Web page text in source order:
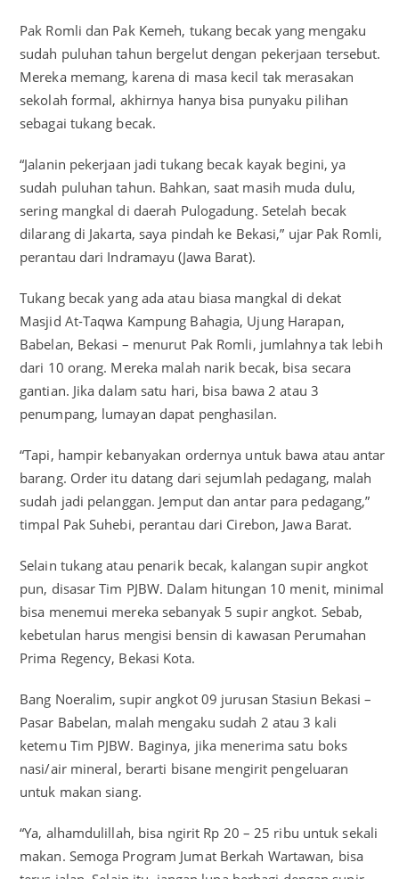
Pak Romli dan Pak Kemeh, tukang becak yang mengaku
sudah puluhan tahun bergelut dengan pekerjaan tersebut.
Mereka memang, karena di masa kecil tak merasakan
sekolah formal, akhirnya hanya bisa punyaku pilihan
sebagai tukang becak.
“Jalanin pekerjaan jadi tukang becak kayak begini, ya
sudah puluhan tahun. Bahkan, saat masih muda dulu,
sering mangkal di daerah Pulogadung. Setelah becak
dilarang di Jakarta, saya pindah ke Bekasi,” ujar Pak Romli,
perantau dari Indramayu (Jawa Barat).
Tukang becak yang ada atau biasa mangkal di dekat
Masjid At-Taqwa Kampung Bahagia, Ujung Harapan,
Babelan, Bekasi – menurut Pak Romli, jumlahnya tak lebih
dari 10 orang. Mereka malah narik becak, bisa secara
gantian. Jika dalam satu hari, bisa bawa 2 atau 3
penumpang, lumayan dapat penghasilan.
“Tapi, hampir kebanyakan ordernya untuk bawa atau antar
barang. Order itu datang dari sejumlah pedagang, malah
sudah jadi pelanggan. Jemput dan antar para pedagang,”
timpal Pak Suhebi, perantau dari Cirebon, Jawa Barat.
Selain tukang atau penarik becak, kalangan supir angkot
pun, disasar Tim PJBW. Dalam hitungan 10 menit, minimal
bisa menemui mereka sebanyak 5 supir angkot. Sebab,
kebetulan harus mengisi bensin di kawasan Perumahan
Prima Regency, Bekasi Kota.
Bang Noeralim, supir angkot 09 jurusan Stasiun Bekasi –
Pasar Babelan, malah mengaku sudah 2 atau 3 kali
ketemu Tim PJBW. Baginya, jika menerima satu boks
nasi/air mineral, berarti bisane mengirit pengeluaran
untuk makan siang.
“Ya, alhamdulillah, bisa ngirit Rp 20 – 25 ribu untuk sekali
makan. Semoga Program Jumat Berkah Wartawan, bisa